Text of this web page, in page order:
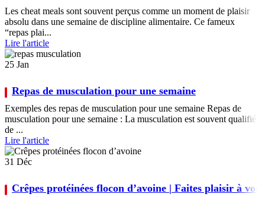
Les cheat meals sont souvent perçus comme un moment de plaisir
absolu dans une semaine de discipline alimentaire. Ce fameux
“repas plai...
Lire l'article
25 Jan
Repas de musculation pour une semaine
Exemples des repas de musculation pour une semaine Repas de
musculation pour une semaine : La musculation est souvent qualifiée
de ...
Lire l'article
31 Déc
Crêpes protéinées flocon d’avoine | Faites plaisir à vos